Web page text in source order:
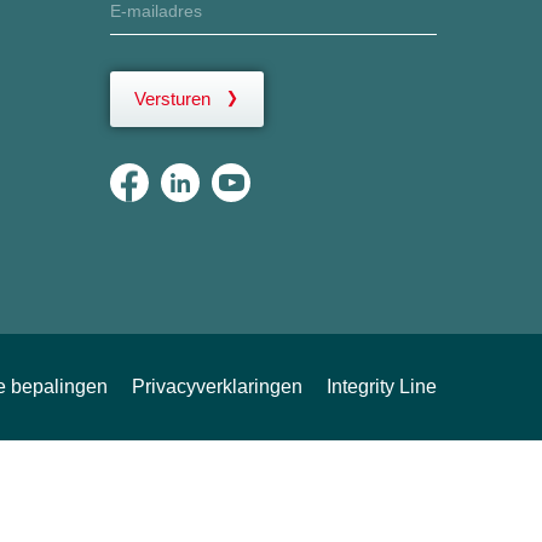
Versturen
bepalingen Privacyverklaringen Integrity Line